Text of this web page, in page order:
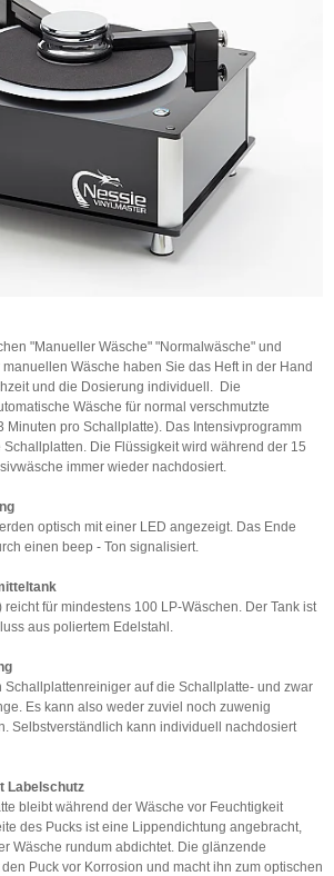
"Manueller Wäsche" "Normalwäsche" und
Wäsche haben Sie das Heft in der Hand
und die Dosierung individuell. Die
Wäsche für normal verschmutzte
Minuten pro Schallplatte). Das Intensivprogramm
Die Flüssigkeit wird während der 15
immer wieder nachdosiert.
optisch mit einer LED angezeigt. Das Ende
einen beep - Ton signalisiert.
für mindestens 100 LP-Wäschen. Der Tank ist
aus poliertem Edelstahl.
Schallplattenreiniger auf die Schallplatte- und zwar
Es kann also weder zuviel noch zuwenig
Selbstverständlich kann individuell nachdosiert
Labelschutz
bleibt während der Wäsche vor Feuchtigkeit
des Pucks ist eine Lippendichtung angebracht,
Wäsche rundum abdichtet. Die glänzende
Puck vor Korrosion und macht ihn zum optischen